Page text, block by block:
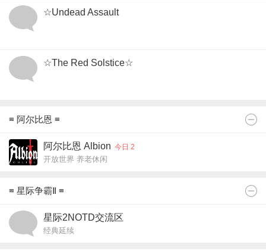
（此版本可支持魔兽1.26及1.27版本建主）
点击下载余波最新中文版NOTD Aftermath 1.5d Beta 8 CN
☆Undead Assault
『不死突袭2 2.0新图发布，下载点我』
☆The Red Solstice☆
亡者之夜独立网络版游戏TRS
欢迎常驻YY13209469
≡ 阿尔比恩 ≡
阿尔比恩 Albion 今日 2
开放世界 养老休闲
≡ 星际争霸Ⅱ ≡
星际2NOTD交流区
经典延续